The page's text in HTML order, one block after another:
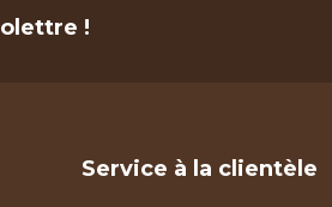
!
Service à la clientèle